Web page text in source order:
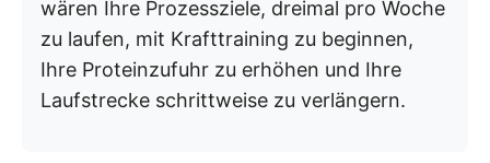
wären Ihre Prozessziele, dreimal pro Woche
zu laufen, mit Krafttraining zu beginnen,
Ihre Proteinzufuhr zu erhöhen und Ihre
Laufstrecke schrittweise zu verlängern.